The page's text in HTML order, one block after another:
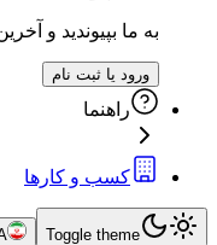
به ما بپیوندید و
ورود یا ثبت نام
راهنما
کسب و کارها
Toggle theme